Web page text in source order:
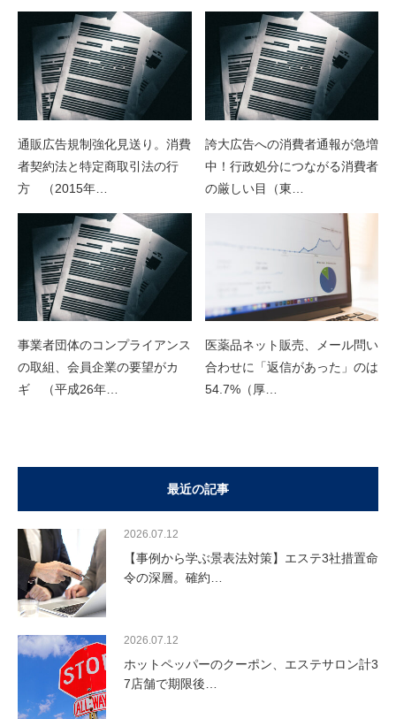
通販広告規制強化見送り。消費
者契約法と特定商取引法の行
方 （2015年…
誇大広告への消費者通報が急増
中！行政処分につながる消費者
の厳しい目（東…
事業者団体のコンプライアンス
の取組、会員企業の要望がカ
ギ （平成26年…
医薬品ネット販売、メール問い
合わせに「返信があった」のは
54.7%（厚…
最近の記事
2026.07.12
【事例から学ぶ景表法対策】エステ3社措置命
令の深層。確約…
2026.07.12
ホットペッパーのクーポン、エステサロン計3
7店舗で期限後…